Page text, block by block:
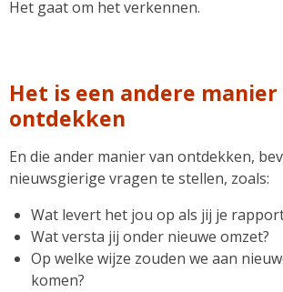
Het gaat om het verkennen.
Het is een andere manier
ontdekken
En die ander manier van ontdekken,
nieuwsgierige vragen te stellen, zoals:
Wat levert het jou op als jij je
Wat versta jij onder nieuwe omzet?
Op welke wijze zouden we aan
komen?